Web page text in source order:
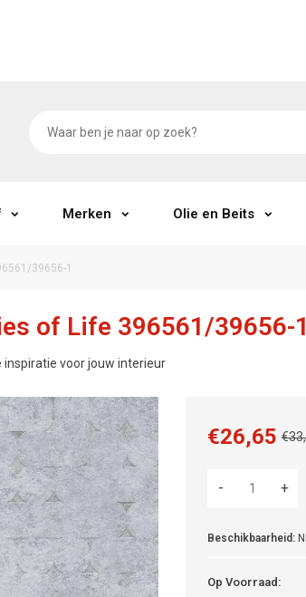
Merken Olie en Beits
39656-1
of Life 396561/39656-1
voor jouw interieur
€26,65
+
-
Beschikbaarheid:
Op Voorraad: